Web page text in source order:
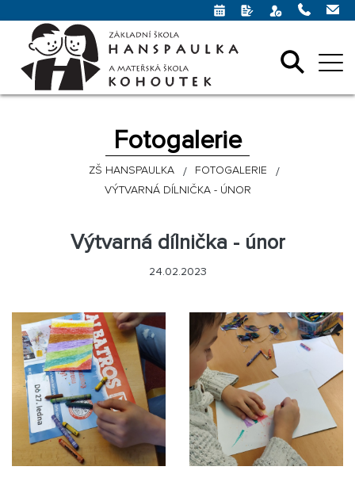
Fotogalerie
ZŠ HANSPAULKA
FOTOGALERIE
VÝTVARNÁ DÍLNIČKA - ÚNOR
Výtvarná dílnička - únor
24.02.2023